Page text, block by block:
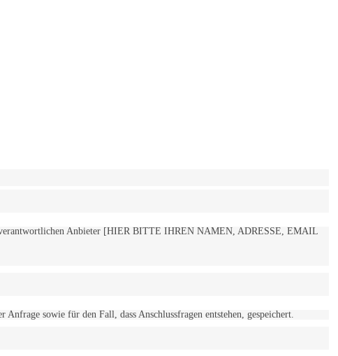
verantwortlichen Anbieter [HIER BITTE IHREN NAMEN, ADRESSE, EMAIL
sowie für den Fall, dass Anschlussfragen entstehen, gespeichert.